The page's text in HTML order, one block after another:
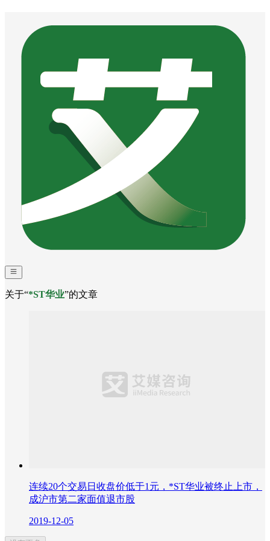
关于“*ST华业”的文章
连续20个交易日收盘价低于1元，*ST华业被终止上市，
成沪市第二家面值退市股
2019-12-05